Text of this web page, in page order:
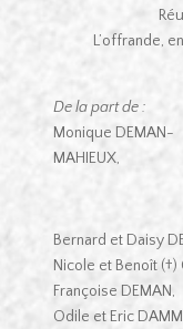
L’offrande,
De la part de :
Monique DEMAN-
MAHIEUX,
Bernard et Daisy
Nicole et Benoît (†)
Françoise DEMAN,
Odile et Eric